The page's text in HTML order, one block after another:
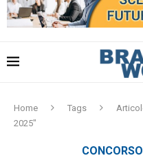
Home Tags
2025"